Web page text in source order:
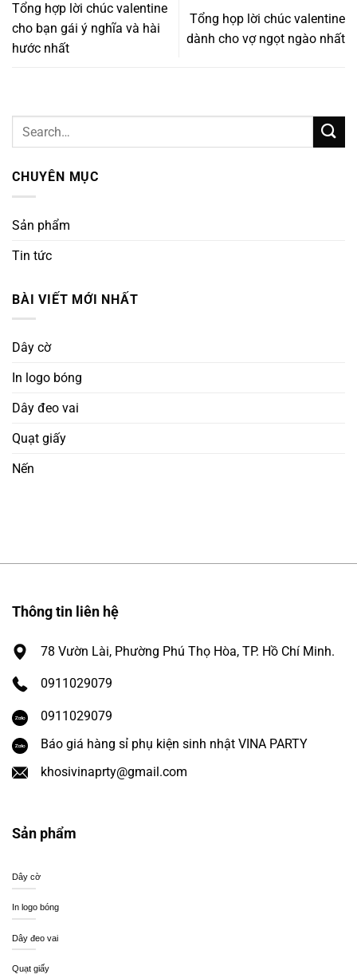
Tổng hợp lời chúc valentine
cho bạn gái ý nghĩa và hài
hước nhất
Tổng họp lời chúc valentine
dành cho vợ ngọt ngào nhất
CHUYÊN MỤC
Sản phẩm
Tin tức
BÀI VIẾT MỚI NHẤT
Dây cờ
In logo bóng
Dây đeo vai
Quạt giấy
Nến
Thông tin liên hệ
78 Vườn Lài, Phường Phú Thọ Hòa, TP. Hồ Chí Minh.
0911029079
0911029079
Báo giá hàng sỉ phụ kiện sinh nhật VINA PARTY
khosivinaprty@gmail.com
Sản phẩm
Dây cờ
In logo bóng
Dây đeo vai
Quạt giấy